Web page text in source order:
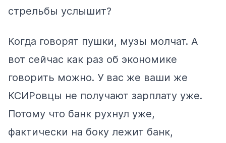
стрельбы услышит?
Когда говорят пушки, музы молчат. А
вот сейчас как раз об экономике
говорить можно. У вас же ваши же
КСИРовцы не получают зарплату уже.
Потому что банк рухнул уже,
фактически на боку лежит банк,